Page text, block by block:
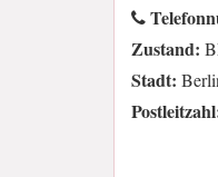
Zustand:
Stadt: